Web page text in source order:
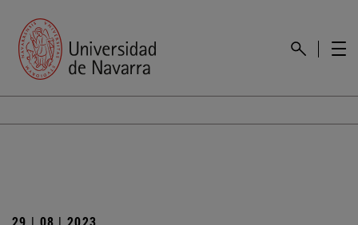
29 | 08 | 2023